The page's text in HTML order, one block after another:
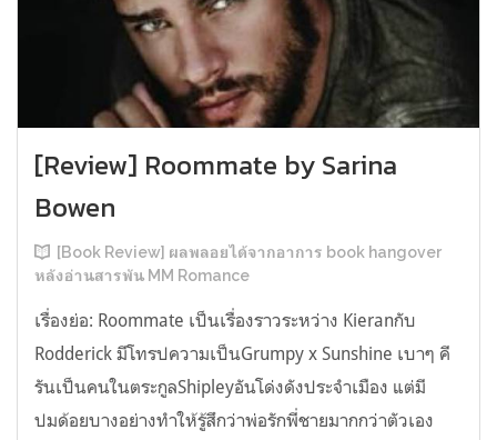
[Review] Roommate by Sarina
Bowen
[Book Review] ผลพลอยได้จากอาการ book hangover
หลังอ่านสารพัน MM Romance
เรื่องย่อ: Roommate เป็นเรื่องราวระหว่าง Kieranกับ
Rodderick มีโทรปความเป็นGrumpy x Sunshine เบาๆ คี
รันเป็นคนในตระกูลShipleyอันโด่งดังประจำเมือง แต่มี
ปมด้อยบางอย่างทำให้รู้สึกว่าพ่อรักพี่ชายมากกว่าตัวเอง